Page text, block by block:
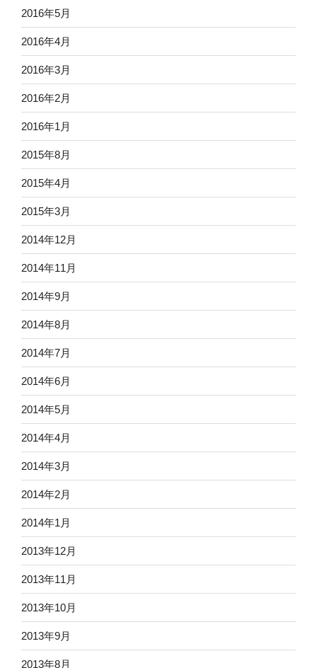
2016年5月
2016年4月
2016年3月
2016年2月
2016年1月
2015年8月
2015年4月
2015年3月
2014年12月
2014年11月
2014年9月
2014年8月
2014年7月
2014年6月
2014年5月
2014年4月
2014年3月
2014年2月
2014年1月
2013年12月
2013年11月
2013年10月
2013年9月
2013年8月